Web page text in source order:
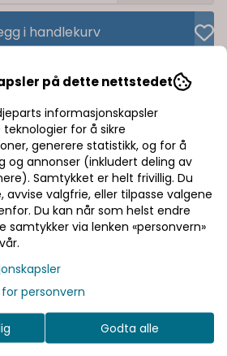
i handlekurv
Klarna/Vipps
lagervarer
kunder en unik opplevelse og
å velge sitt bad
på dette nettstedet
informasjonskapsler
for å sikre
generere statistikk, og for å
og annonser (inkludert deling av
Samtykket er helt frivillig. Du
avvise valgfrie, eller tilpasse valgene
Du kan når som helst endre
samtykker via lenken «personvern»
personvern
Godta alle